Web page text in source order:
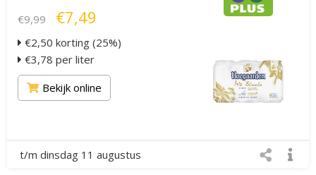
€9,99 €7,49
€2,50 korting (25%)
€3,78 per liter
Bekijk online
t/m dinsdag 11 augustus